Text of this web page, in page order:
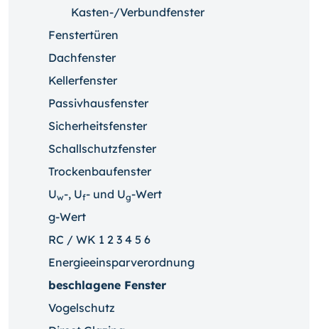
Kasten-/Verbundfenster
Fenstertüren
Dachfenster
Kellerfenster
Passivhausfenster
Sicherheitsfenster
Schallschutzfenster
Trockenbaufenster
Uw-, Uf- und Ug-Wert
g-Wert
RC / WK 1 2 3 4 5 6
Energieeinsparverordnung
beschlagene Fenster
Vogelschutz